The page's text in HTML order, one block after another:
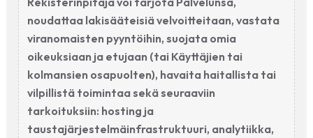
noudattaa lakisääteisiä velvoitteitaan, vastata
viranomaisten pyyntöihin, suojata omia
oikeuksiaan ja etujaan (tai Käyttäjien tai
kolmansien osapuolten), havaita haitallista tai
vilpillistä toimintaa sekä seuraaviin
tarkoituksiin: hosting ja
taustajärjestelmäinfrastruktuuri, analytiikka,